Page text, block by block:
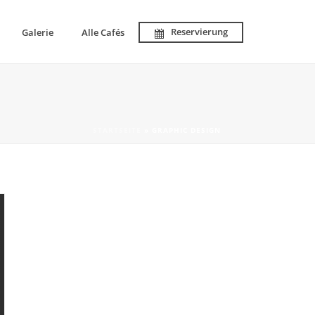
Galerie Alle Cafés Reservierung